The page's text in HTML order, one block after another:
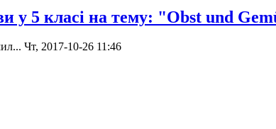
у 5 класі на тему: "Obst und
Чт, 2017-10-26 11:46